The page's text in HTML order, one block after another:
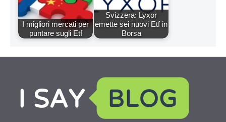
I migliori mercati per
puntare sugli Etf
Svizzera: Lyxor
emette sei nuovi Etf in
Borsa